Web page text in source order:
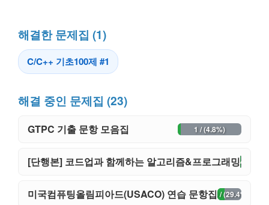
해결한 문제집 (1)
C/C++ 기초100제 #1
해결 중인 문제집 (23)
GTPC 기출 문항 모음집 1 / (4.8%)
[단행본] 코드업과 함께하는 알고리즘&프로그래밍
20 / (40%)
미국컴퓨팅올림피아드(USACO) 연습 문항집15 / (29.4%)